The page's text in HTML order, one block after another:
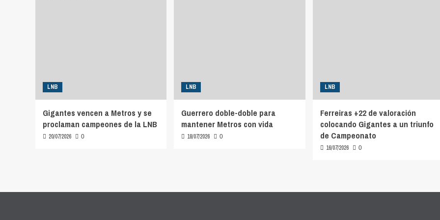
LNB
Gigantes vencen a Metros y se
proclaman campeones de la LNB
20/07/2026 0
LNB
Guerrero doble-doble para
mantener Metros con vida
18/07/2026 0
LNB
Ferreiras +22 de valoración
colocando Gigantes a un triunfo
de Campeonato
16/07/2026 0